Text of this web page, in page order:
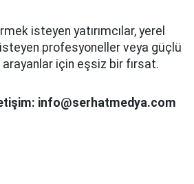
isteyen yatırımcılar, yerel
profesyoneller veya güçlü
için eşsiz bir fırsat.
info@serhatmedya.com